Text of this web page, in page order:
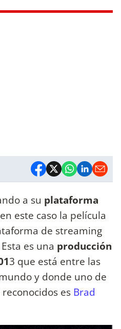
a su plataforma
este caso la película
de streaming
es una producción
3 que está entre las
y donde uno de
es Brad